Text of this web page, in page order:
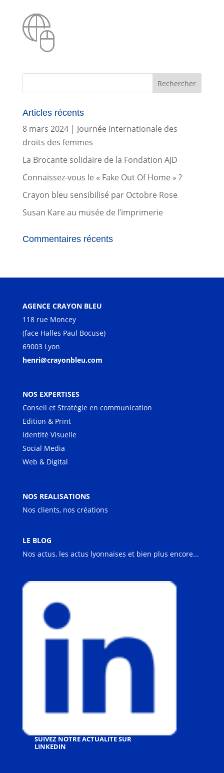
Articles récents
8 mars 2024 | Journée internationale des
droits des femmes
La Brocante solidaire de la Fondation AJD
Connaissez-vous le « Fake Out Of Home » ?
Crayon bleu sensibilisé par Octobre Rose
Susan Kare au musée de l’imprimerie
Commentaires récents
AGENCE CRAYON BLEU
118 rue Moncey
(face Halles Paul Bocuse)
69003 Lyon
henri@crayonbleu.com
NOS EXPERTISES
Conseil et Stratégie en communication
Edition & Print
Identité Visuelle
Social Media
Web & Digital
NOS REALISATIONS
Nos clients, nos créations
LE BLOG
Nos actus, les actus lyonnaises et bien plus encore...
SUIVEZ NOTRE ACTUALITE SUR
LINKEDIN